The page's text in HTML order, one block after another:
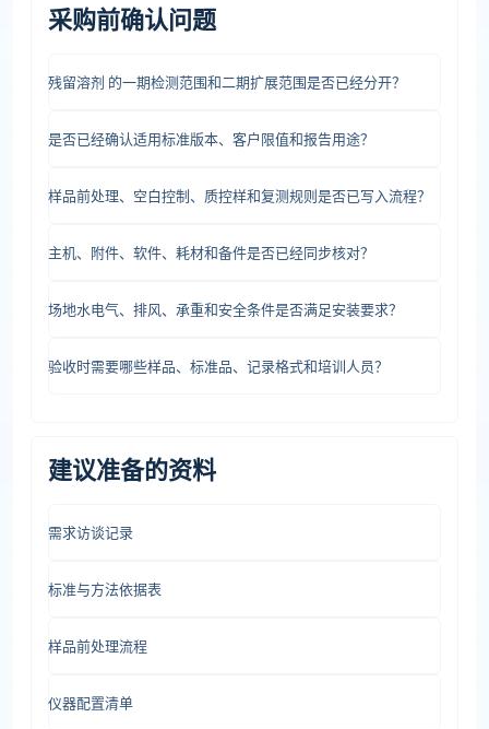
采购前确认问题
残留溶剂 的一期检测范围和二期扩展范围是否已经分开？
是否已经确认适用标准版本、客户限值和报告用途？
样品前处理、空白控制、质控样和复测规则是否已写入流程？
主机、附件、软件、耗材和备件是否已经同步核对？
场地水电气、排风、承重和安全条件是否满足安装要求？
验收时需要哪些样品、标准品、记录格式和培训人员？
建议准备的资料
需求访谈记录
标准与方法依据表
样品前处理流程
仪器配置清单